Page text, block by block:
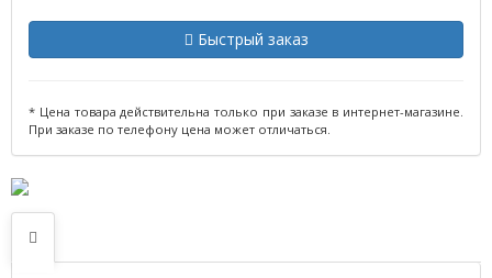
Быстрый заказ
* Цена товара действительна только при заказе в интернет-магазине.
При заказе по телефону цена может отличаться.